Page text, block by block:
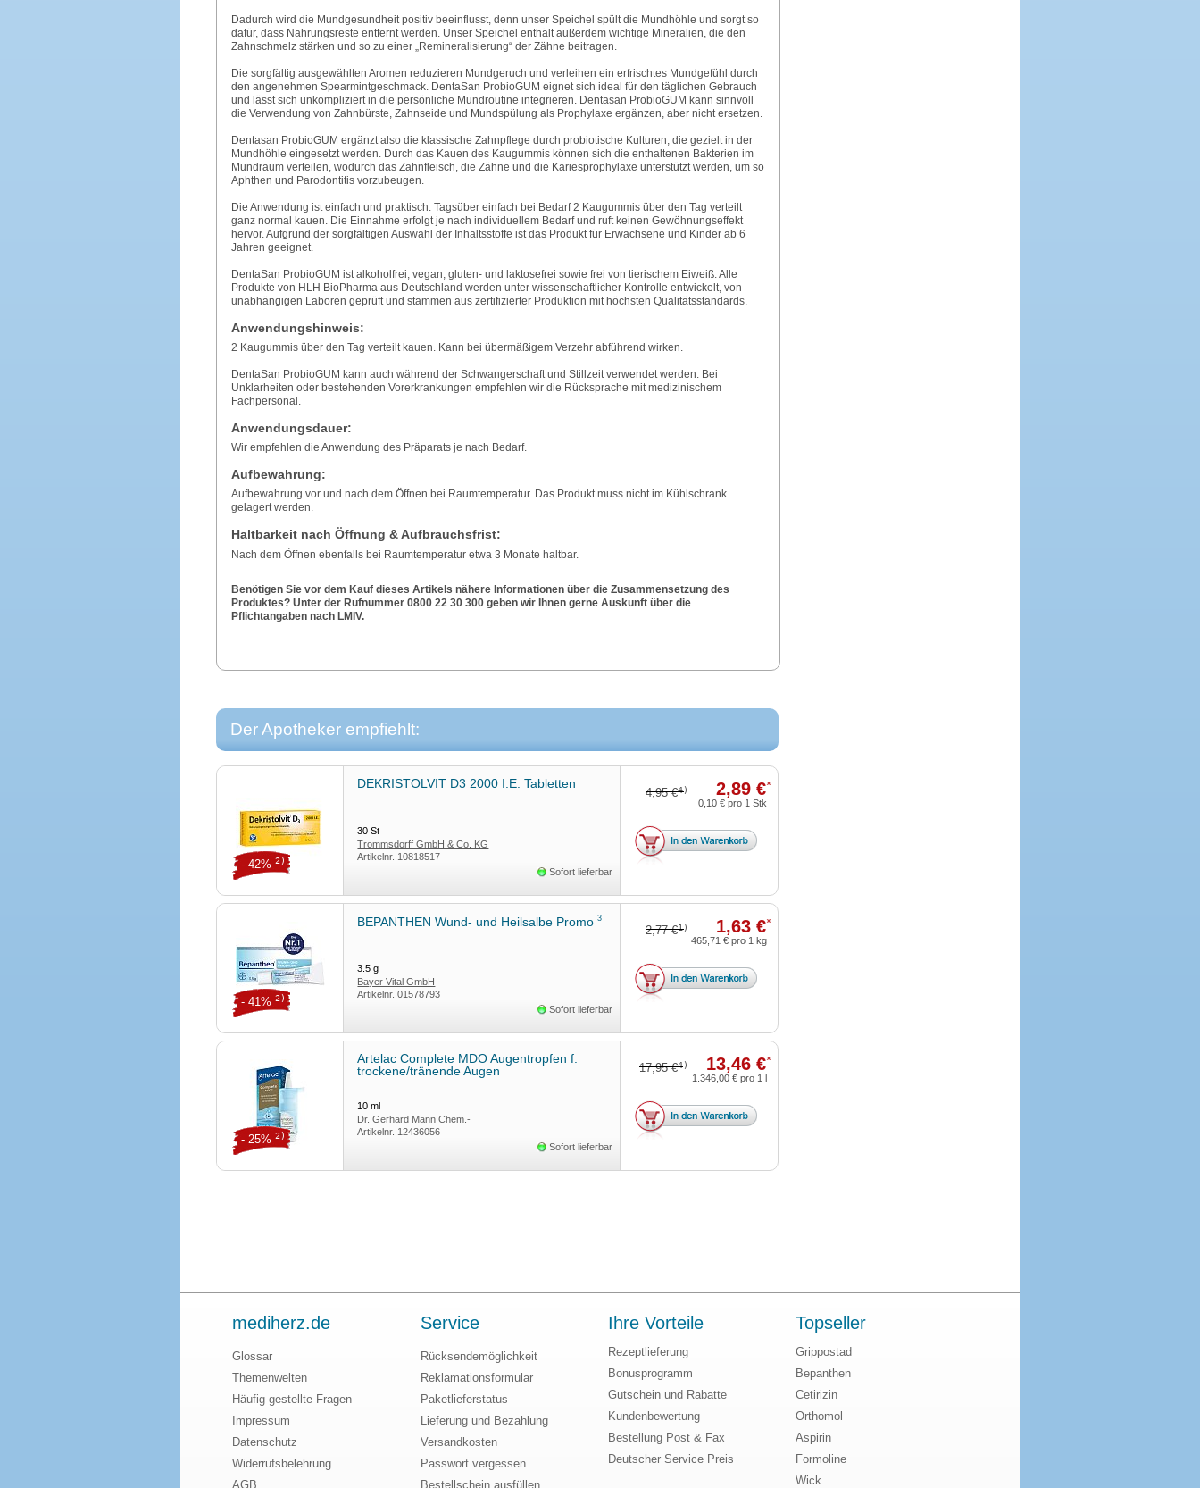
Dadurch wird die Mundgesundheit positiv beeinflusst, denn unser Speichel spült die Mundhöhle und sorgt so
dafür, dass Nahrungsreste entfernt werden. Unser Speichel enthält außerdem wichtige Mineralien, die den
Zahnschmelz stärken und so zu einer „Remineralisierung“ der Zähne beitragen.
Die sorgfältig ausgewählten Aromen reduzieren Mundgeruch und verleihen ein erfrischtes Mundgefühl durch
den angenehmen Spearmintgeschmack. DentaSan ProbioGUM eignet sich ideal für den täglichen Gebrauch
und lässt sich unkompliziert in die persönliche Mundroutine integrieren. Dentasan ProbioGUM kann sinnvoll
die Verwendung von Zahnbürste, Zahnseide und Mundspülung als Prophylaxe ergänzen, aber nicht ersetzen.
Dentasan ProbioGUM ergänzt also die klassische Zahnpflege durch probiotische Kulturen, die gezielt in der
Mundhöhle eingesetzt werden. Durch das Kauen des Kaugummis können sich die enthaltenen Bakterien im
Mundraum verteilen, wodurch das Zahnfleisch, die Zähne und die Kariesprophylaxe unterstützt werden, um so
Aphthen und Parodontitis vorzubeugen.
Die Anwendung ist einfach und praktisch: Tagsüber einfach bei Bedarf 2 Kaugummis über den Tag verteilt
ganz normal kauen. Die Einnahme erfolgt je nach individuellem Bedarf und ruft keinen Gewöhnungseffekt
hervor. Aufgrund der sorgfältigen Auswahl der Inhaltsstoffe ist das Produkt für Erwachsene und Kinder ab 6
Jahren geeignet.
DentaSan ProbioGUM ist alkoholfrei, vegan, gluten- und laktosefrei sowie frei von tierischem Eiweiß. Alle
Produkte von HLH BioPharma aus Deutschland werden unter wissenschaftlicher Kontrolle entwickelt, von
unabhängigen Laboren geprüft und stammen aus zertifizierter Produktion mit höchsten Qualitätsstandards.
Anwendungshinweis:
2 Kaugummis über den Tag verteilt kauen. Kann bei übermäßigem Verzehr abführend wirken.
DentaSan ProbioGUM kann auch während der Schwangerschaft und Stillzeit verwendet werden. Bei
Unklarheiten oder bestehenden Vorerkrankungen empfehlen wir die Rücksprache mit medizinischem
Fachpersonal.
Anwendungsdauer:
Wir empfehlen die Anwendung des Präparats je nach Bedarf.
Aufbewahrung:
Aufbewahrung vor und nach dem Öffnen bei Raumtemperatur. Das Produkt muss nicht im Kühlschrank
gelagert werden.
Haltbarkeit nach Öffnung & Aufbrauchsfrist:
Nach dem Öffnen ebenfalls bei Raumtemperatur etwa 3 Monate haltbar.
Benötigen Sie vor dem Kauf dieses Artikels nähere Informationen über die Zusammensetzung des
Produktes? Unter der Rufnummer 0800 22 30 300 geben wir Ihnen gerne Auskunft über die
Pflichtangaben nach LMIV.
Der Apotheker empfiehlt:
DEKRISTOLVIT D3 2000 I.E. Tabletten
30St
Trommsdorff GmbH & Co. KG
Artikelnr. 10818517
Sofort lieferbar
4,95 €4) 2,89 €*
- 42% 2)
0,10 € pro 1 Stk
BEPANTHEN Wund- und Heilsalbe Promo3
3.5g
Bayer Vital GmbH
Artikelnr.01578793
Sofort lieferbar
2,77 €1) 1,63 €*
- 41% 2)
465,71 € pro 1 kg
Artelac Complete MDO Augentropfen f.
trockene/tränende Augen
10ml
Dr. Gerhard Mann Chem.-
pharm.Fabrik GmbH
Artikelnr. 12436056
Sofort lieferbar
17,95 €4) 13,46 €*
- 25% 2)
1.346,00 € pro 1 l
mediherz.de
Glossar
Themenwelten
Häufig gestellte Fragen
Impressum
Datenschutz
Widerrufsbelehrung
AGB
Service
Rücksendemöglichkeit
Reklamationsformular
Paketlieferstatus
Lieferung und Bezahlung
Versandkosten
Passwort vergessen
Bestellschein ausfüllen
Ihre Vorteile
Rezeptlieferung
Bonusprogramm
Gutschein und Rabatte
Kundenbewertung
Bestellung Post & Fax
Deutscher Service Preis
Topseller
Grippostad
Bepanthen
Cetirizin
Orthomol
Aspirin
Formoline
Wick